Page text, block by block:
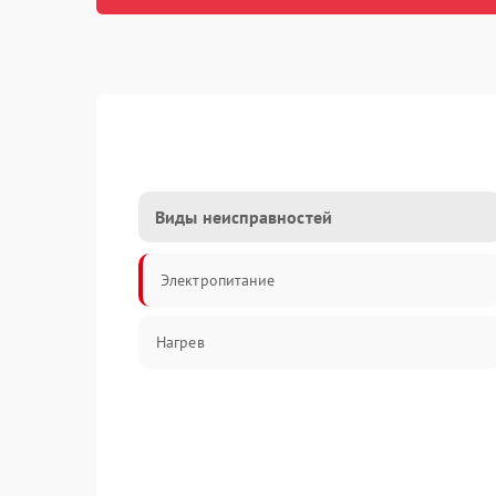
Виды неисправностей
Электропитание
Нагрев